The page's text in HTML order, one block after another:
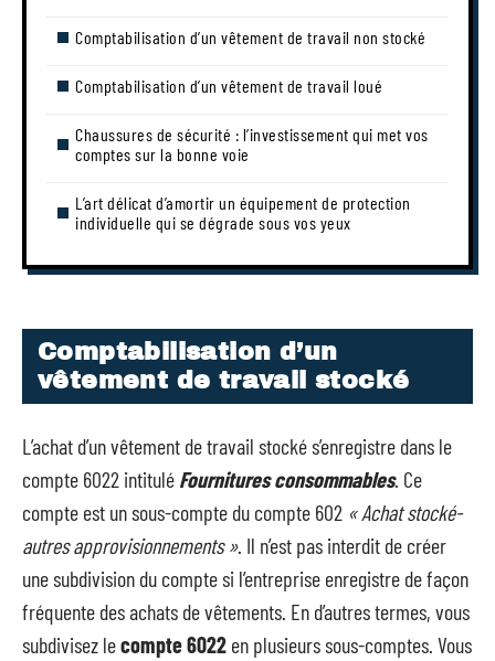
Comptabilisation d’un vêtement de travail non stocké
Comptabilisation d’un vêtement de travail loué
Chaussures de sécurité : l’investissement qui met vos
comptes sur la bonne voie
L’art délicat d’amortir un équipement de protection
individuelle qui se dégrade sous vos yeux
Comptabilisation d’un
vêtement de travail stocké
L’achat d’un vêtement de travail stocké s’enregistre dans le
compte 6022 intitulé Fournitures consommables. Ce
compte est un sous-compte du compte 602 « Achat stocké-
autres approvisionnements ». Il n’est pas interdit de créer
une subdivision du compte si l’entreprise enregistre de façon
fréquente des achats de vêtements. En d’autres termes, vous
subdivisez lecompte 6022 en plusieurs sous-comptes. Vous